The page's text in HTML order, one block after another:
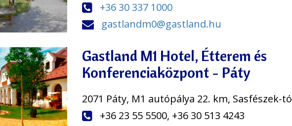
+36 30 337 1000
gastlandm0@gastland.hu
Gastland M1 Hotel, Étterem és
Konferenciaközpont - Páty
2071 Páty, M1 autópálya 22. km, Sasfészek-tó
+36 23 55 5500, +36 30 513 4243